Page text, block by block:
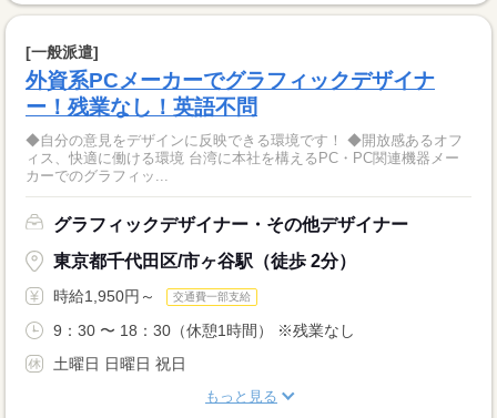
[一般派遣]
外資系PCメーカーでグラフィックデザイナ
ー！残業なし！英語不問
◆自分の意見をデザインに反映できる環境です！ ◆開放感あるオフ
ィス、快適に働ける環境 台湾に本社を構えるPC・PC関連機器メー
カーでのグラフィッ...
グラフィックデザイナー・その他デザイナー
東京都千代田区/市ヶ谷駅（徒歩 2分）
時給1,950円～ 交通費一部支給
9：30 〜 18：30（休憩1時間） ※残業なし
土曜日 日曜日 祝日
もっと見る